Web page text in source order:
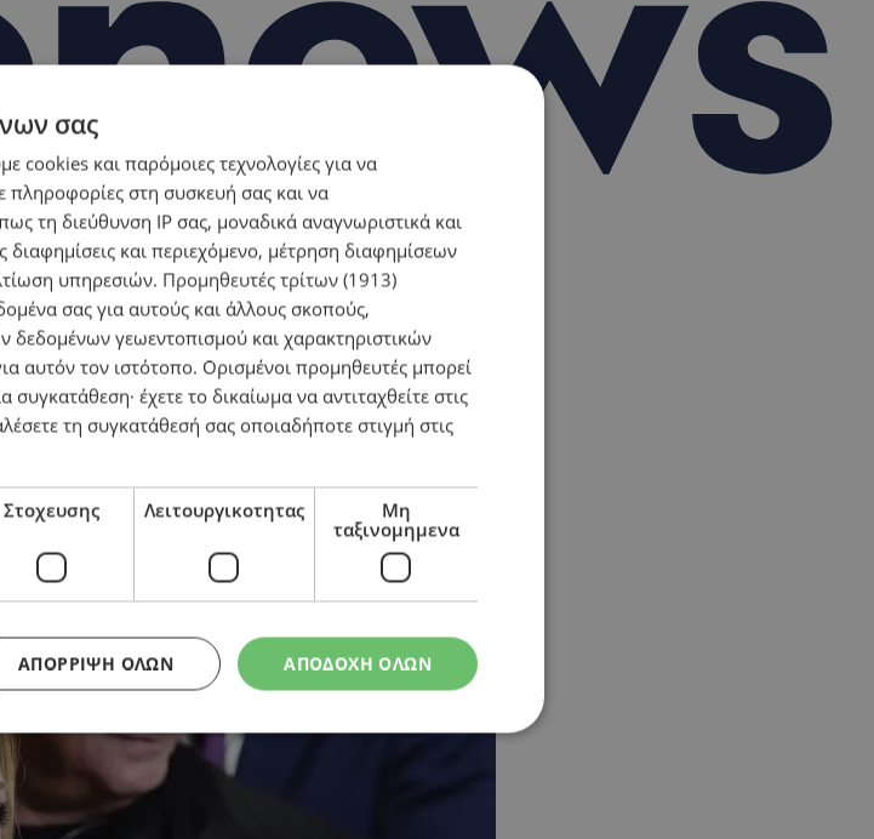
πολιτισμικής σύγκρουσης
σας
cookies και παρόμοιες τεχνολογίες για να
στη συσκευή σας και να
τη διεύθυνση IP σας, μοναδικά αναγνωριστικά και
διαφημίσεις και περιεχόμενο, μέτρηση διαφημίσεων
υπηρεσιών. Προμηθευτές τρίτων (1913)
σας για αυτούς και άλλους σκοπούς,
δεδομένων γεωεντοπισμού και χαρακτηριστικών
αυτόν τον ιστότοπο. Ορισμένοι προμηθευτές μπορεί
έχετε το δικαίωμα να αντιταχθείτε στις
τη συγκατάθεσή σας οποιαδήποτε στιγμή στις
Στοχευσης Λειτουργικοτητας
Μη
ταξινομημενα
ΑΠΟΔΟΧΗ ΟΛΩΝ
ΑΠΌΡΡΙΨΗ ΌΛΩΝ